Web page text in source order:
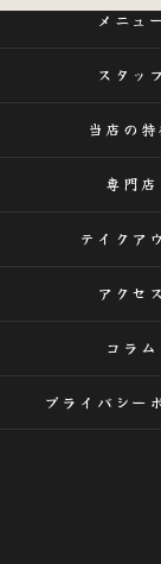
メニュ
スタッフ
当店の特
専門店
テイクア
アクセス
コラム
プライバシー